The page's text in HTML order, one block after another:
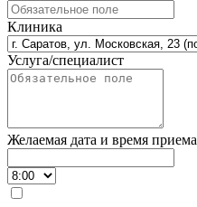
Клиника
Услуга/специалист
Желаемая дата и время приема